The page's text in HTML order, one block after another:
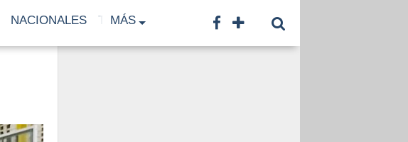
NACIONALES TF TNA CONTACTO
MÁS